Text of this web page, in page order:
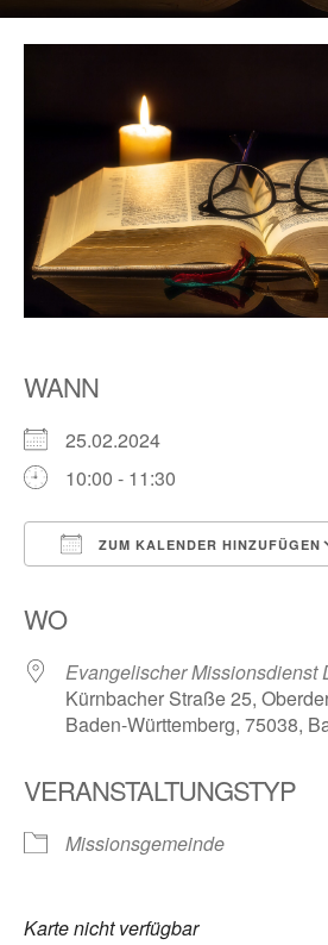
WANN
25.02.2024
10:00 - 11:30
ZUM KALENDER HINZUFÜGEN
WO
Evangelischer Missionsdienst
Kürnbacher Straße 25,
Baden-Württemberg, 75038,
VERANSTALTUNGSTYP
Missionsgemeinde
Karte nicht verfügbar